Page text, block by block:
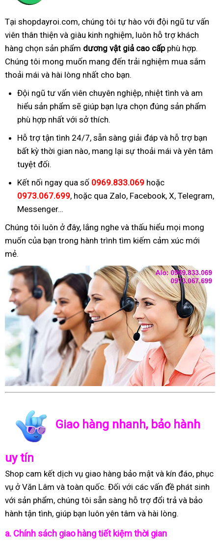
Tại shopdayroi.com, chúng tôi tự hào với đội ngũ tư vấn
viên thân thiện và giàu kinh nghiệm, luôn hỗ trợ khách
hàng chọn sản phẩm dương vật giả cao cấpphù hợp.
Chúng tôi mong muốn mang đến trải nghiệm mua sắm
thoải mái và hài lòng nhất cho bạn.
Đội ngũ tư vấn viên chuyên nghiệp, nhiệt tình và am
hiểu sản phẩm sẽ giúp bạn lựa chọn đúng sản phẩm
phù hợp nhất với sở thích.
Hỗ trợ tận tình 24/7, sẵn sàng giải đáp và hỗ trợ bạn
bất kỳ thời gian nào, mang lại sự thoải mái và yên tâm
tuyệt đối.
Kết nối ngay qua số 0969.833.069 hoặc
0973.067.699, hoặc qua Zalo, Facebook, X, Telegram,
Messenger…
Chúng tôi luôn ở đây, lắng nghe và thấu hiểu mọi mong
muốn của bạn trong hành trình tìm kiếm cảm xúc mới
mẻ.
Giao hàng nhanh, bảo hành
uy tín
Shop cam kết dịch vụ giao hàng bảo mật và kín đáo, phục
vụ ở Văn Lâm và toàn quốc. Đối với các vấn đề phát sinh
với sản phẩm, chúng tôi sẵn sàng hỗ trợ đổi trả và bảo
hành tận tình, giúp bạn luôn yên tâm và hài lòng.
a. Chính sách giao hàng tiết kiệm thời gian